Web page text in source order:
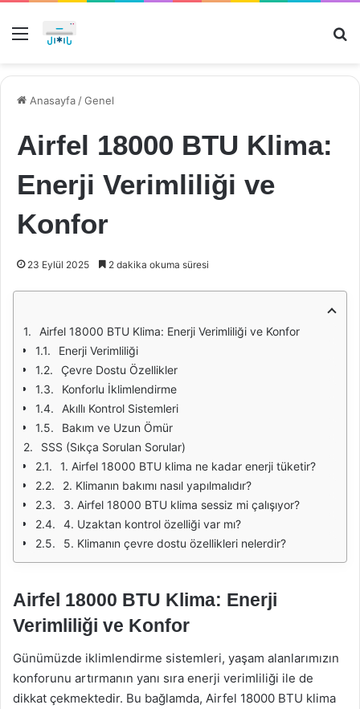
Menü
Anasayfa /Genel
Airfel 18000 BTU Klima:
Enerji Verimliliği ve
Konfor
23 Eylül 2025 2 dakika okuma süresi
Airfel 18000 BTU Klima: Enerji Verimliliği ve Konfor
Enerji Verimliliği
Çevre Dostu Özellikler
Konforlu İklimlendirme
Akıllı Kontrol Sistemleri
Bakım ve Uzun Ömür
SSS (Sıkça Sorulan Sorular)
1. Airfel 18000 BTU klima ne kadar enerji tüketir?
2. Klimanın bakımı nasıl yapılmalıdır?
3. Airfel 18000 BTU klima sessiz mi çalışıyor?
4. Uzaktan kontrol özelliği var mı?
5. Klimanın çevre dostu özellikleri nelerdir?
Airfel 18000 BTU Klima: Enerji
Verimliliği ve Konfor
Günümüzde iklimlendirme sistemleri, yaşam alanlarımızın
konforunu artırmanın yanı sıra enerji verimliliği ile de
dikkat çekmektedir. Bu bağlamda, Airfel 18000 BTU klima